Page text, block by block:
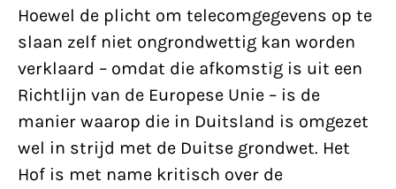
Hoewel de plicht om telecomgegevens op te
slaan zelf niet ongrondwettig kan worden
verklaard – omdat die afkomstig is uit een
Richtlijn van de Europese Unie – is de
manier waarop die in Duitsland is omgezet
wel in strijd met de Duitse grondwet. Het
Hof is met name kritisch over de